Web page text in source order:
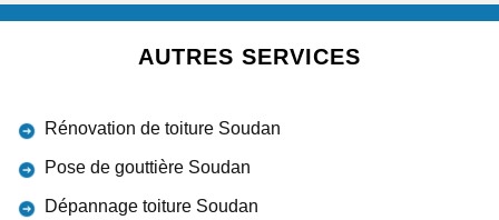
AUTRES SERVICES
Rénovation de toiture Soudan
Pose de gouttière Soudan
Dépannage toiture Soudan